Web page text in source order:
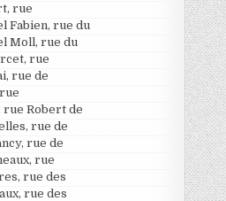
rue
Fabien, rue du
Moll, rue du
rue
rue de
rue Robert de
rue de
rue de
rue
rue des
rue des